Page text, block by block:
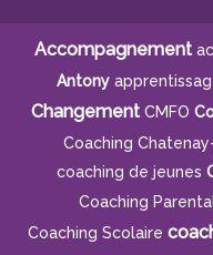
Accompagnement
Antony
Changement CMFO
Coaching
coaching de jeunes
Coaching
Coaching Scolaire